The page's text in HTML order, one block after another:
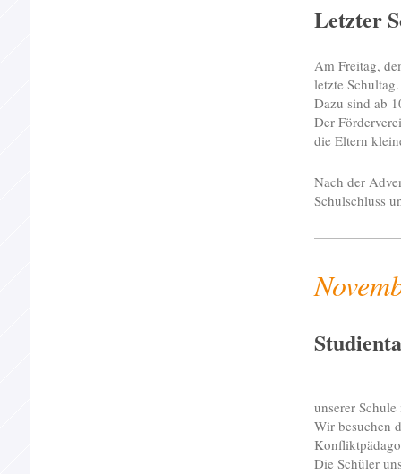
Letzter
Am Freitag,
letzte Schultag.
Dazu sind ab
Der
die Eltern
Nach der
Schulschluss
unserer
Wir besuchen
Die Schüler